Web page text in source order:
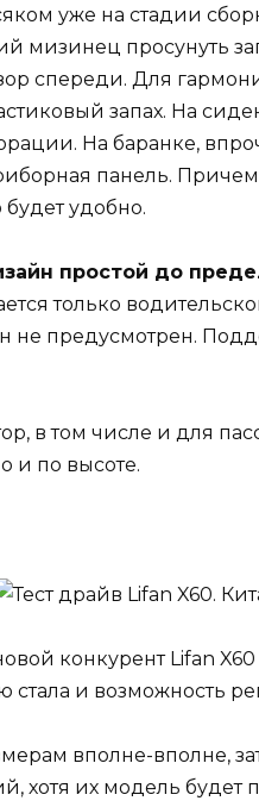
уже на стадии
мизинец просунуть
спереди. Для
запах. На
На баранке,
панель. Причем
будет удобно.
простой до
только
не предусмотрен.
в том числе и для
и по высоте.
конкурент Lifan X60
стала и возможность
вполне-вполне,
хотя их модель будет